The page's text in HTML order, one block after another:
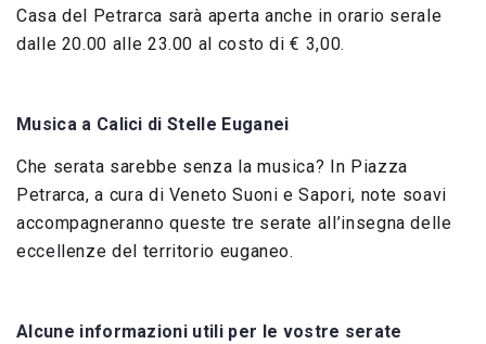
Casa del Petrarca sarà aperta anche in orario serale
dalle 20.00 alle 23.00 al costo di € 3,00.
Musica a Calici di Stelle Euganei
Che serata sarebbe senza la musica? In Piazza
Petrarca, a cura di Veneto Suoni e Sapori, note soavi
accompagneranno queste tre serate all’insegna delle
eccellenze del territorio euganeo.
Alcune informazioni utili per le vostre serate